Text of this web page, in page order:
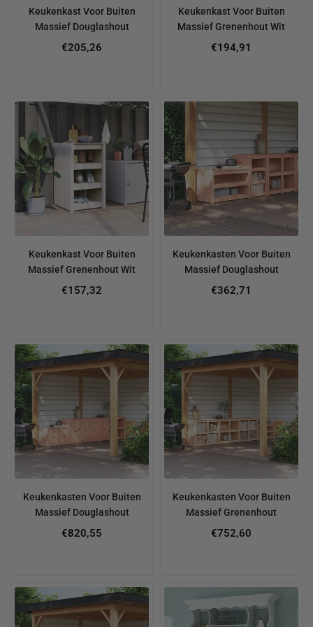
Keukenkast Voor Buiten
Massief Douglashout
€205,26
Keukenkast Voor Buiten
Massief Grenenhout Wit
€194,91
Keukenkast Voor Buiten
Massief Grenenhout Wit
€157,32
Keukenkasten Voor Buiten
Massief Douglashout
€362,71
Keukenkasten Voor Buiten
Massief Douglashout
€820,55
Keukenkasten Voor Buiten
Massief Grenenhout
€752,60